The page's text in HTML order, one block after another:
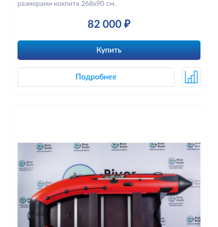
размерами кокпита 268х90 см.
82 000 ₽
Купить
Подробнее